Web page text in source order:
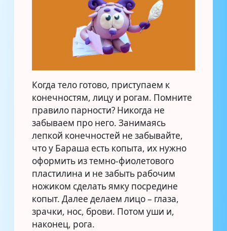
Когда тело готово, приступаем к
конечностям, лицу и рогам. Помните
правило парности? Никогда не
забываем про него. Занимаясь
лепкой конечностей не забывайте,
что у Бараша есть копыта, их нужно
оформить из темно-фиолетового
пластилина и не забыть рабочим
ножиком сделать ямку посредине
копыт. Далее делаем лицо – глаза,
зрачки, нос, брови. Потом уши и,
наконец, рога.